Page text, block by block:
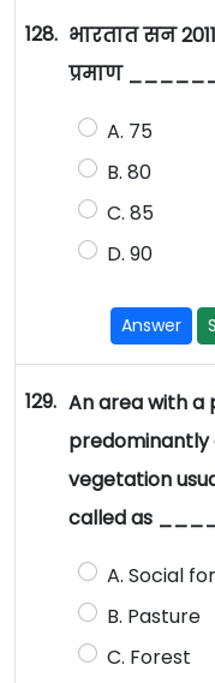
128. भारतात सन
प्रमाण
A. 75
B. 80
C. 85
D. 90
Answer
129. An area with
predominantly
vegetation
called as
A. Social
B. Pasture
C. Forest